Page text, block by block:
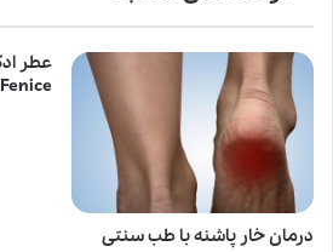
Fenice
درمان خار پاشنه با طب سنتی